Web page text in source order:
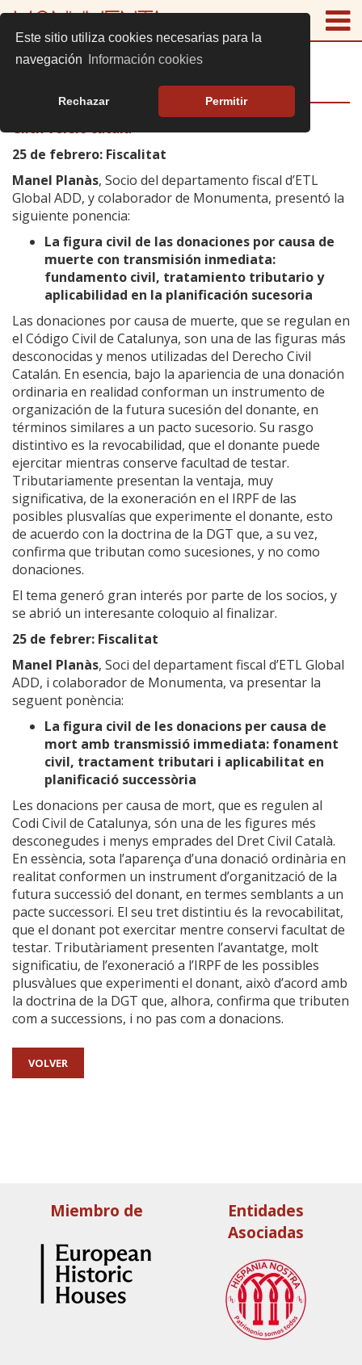
Este sitio utiliza cookies necesarias para la
navegación
Información cookies
Rechazar Permitir
Click Versió català
25 de febrero: Fiscalitat
Manel Planàs, Socio del departamento fiscal d’ETL
Global ADD, y colaborador de Monumenta, presentó la
siguiente ponencia:
La figura civil de las donaciones por causa de
muerte con transmisión inmediata:
fundamento civil, tratamiento tributario y
aplicabilidad en la planificación sucesoria
Las donaciones por causa de muerte, que se regulan en
el Código Civil de Catalunya, son una de las figuras más
desconocidas y menos utilizadas del Derecho Civil
Catalán. En esencia, bajo la apariencia de una donación
ordinaria en realidad conforman un instrumento de
organización de la futura sucesión del donante, en
términos similares a un pacto sucesorio. Su rasgo
distintivo es la revocabilidad, que el donante puede
ejercitar mientras conserve facultad de testar.
Tributariamente presentan la ventaja, muy
significativa, de la exoneración en el IRPF de las
posibles plusvalías que experimente el donante, esto
de acuerdo con la doctrina de la DGT que, a su vez,
confirma que tributan como sucesiones, y no como
donaciones.
El tema generó gran interés por parte de los socios, y
se abrió un interesante coloquio al finalizar.
25 de febrer: Fiscalitat
Manel Planàs, Soci del departament fiscal d’ETL Global
ADD, i colaborador de Monumenta, va presentar la
seguent ponència:
La figura civil de les donacions per causa de
mort amb transmissió immediata: fonament
civil, tractament tributari i aplicabilitat en
planificació successòria
Les donacions per causa de mort, que es regulen al
Codi Civil de Catalunya, són una de les figures més
desconegudes i menys emprades del Dret Civil Català.
En essència, sota l’aparença d’una donació ordinària en
realitat conformen un instrument d’organització de la
futura successió del donant, en termes semblants a un
pacte successori. El seu tret distintiu és la revocabilitat,
que el donant pot exercitar mentre conservi facultat de
testar. Tributàriament presenten l’avantatge, molt
significatiu, de l’exoneració a l’IRPF de les possibles
plusvàlues que experimenti el donant, això d’acord amb
la doctrina de la DGT que, alhora, confirma que tributen
com a successions, i no pas com a donacions.
VOLVER
Miembro de
Entidades
Asociadas